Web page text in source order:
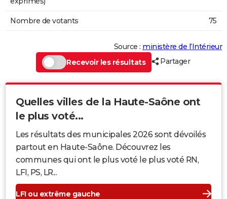
Nombre de votants 75
Source : ministère de l’Intérieur
Recevoir les résultats
Partager
Quelles villes de la Haute-Saône ont
le plus voté...
Les résultats des municipales 2026 sont dévoilés
partout en Haute-Saône. Découvrez les
communes qui ont le plus voté le plus voté RN,
LFI, PS, LR...
LFI ou extrême gauche